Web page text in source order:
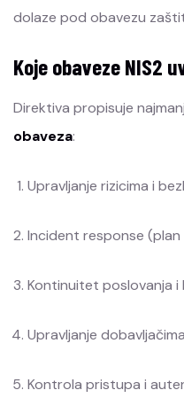
dolaze pod obavezu
Koje obaveze NIS2
Direktiva propisuje
obaveza:
Upravljanje rizicima i
Incident response
Kontinuitet poslovanja i
Upravljanje dobavljačima
Kontrola pristupa i